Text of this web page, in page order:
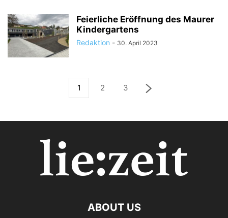
Feierliche Eröffnung des Maurer
Kindergartens
Redaktion - 30. April 2023
1 2 3
ABOUT US